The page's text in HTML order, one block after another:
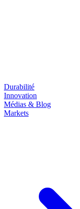
Durabilité
Innovation
Médias & Blog
Markets